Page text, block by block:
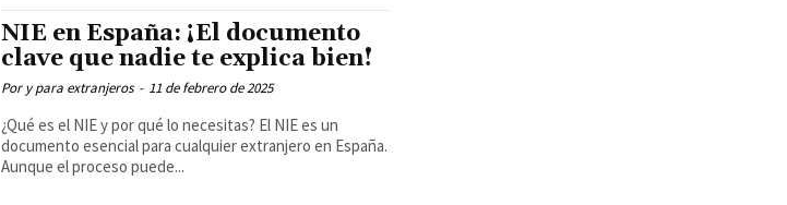
NIE en España: ¡El documento
clave que nadie te explica bien!
Por y para extranjeros - 11 de febrero de 2025
¿Qué es el NIE y por qué lo necesitas? El NIE es un
documento esencial para cualquier extranjero en España.
Aunque el proceso puede...